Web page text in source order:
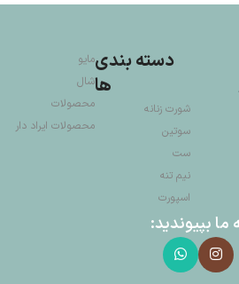
دسته بندی
ها
شورت زنانه
سوتین
ست
نیم تنه
اسپورت
مایو
شال
محصولات
محصولات ایراد دار
ما بپیوندید: